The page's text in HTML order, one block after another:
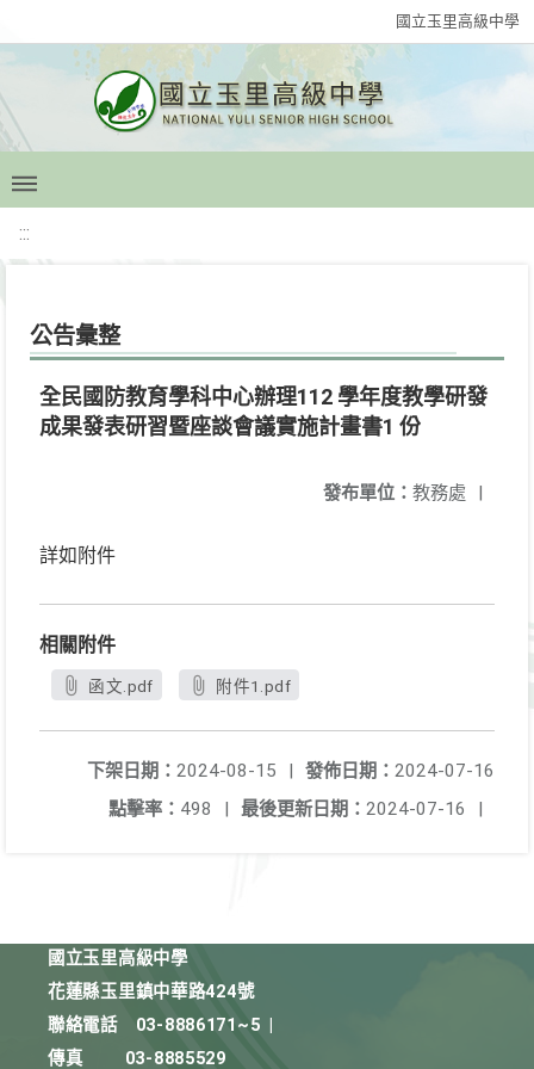
國立玉里高級中學
:::
公告彙整
全民國防教育學科中心辦理112 學年度教學研發
成果發表研習暨座談會議實施計畫書1 份
發布單位： 教務處 |
詳如附件
相關附件
函文.pdf 附件1.pdf
發佈日期： 2024-07-16
下架日期： 2024-08-15
|
最後更新日期： 2024-07-16 |
點擊率： 498 |
國立玉里高級中學
花蓮縣玉里鎮中華路424號
聯絡電話
03-8886171~5
傳真
03-8885529